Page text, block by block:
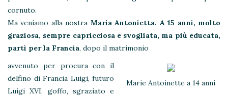
cornuto.
Ma veniamo alla nostra Maria Antonietta. A 15 anni, molto
graziosa, sempre capricciosa e svogliata, ma più educata,
partì per la Francia, dopo il matrimonio
Marie Antoinette a 14 anni
avvenuto per procura con il
delfino di Francia Luigi, futuro
Luigi XVI, goffo, sgraziato e